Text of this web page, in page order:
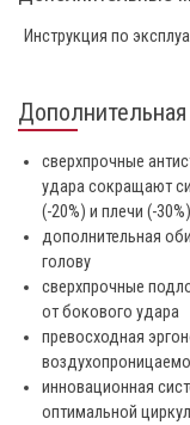
Инструкция по
сверхпрочные
удара сокращают
(-20%) и плечи (-30%)
дополнительная
голову
сверхпрочные
от бокового удара
превосходная
инновационная
оптимальной